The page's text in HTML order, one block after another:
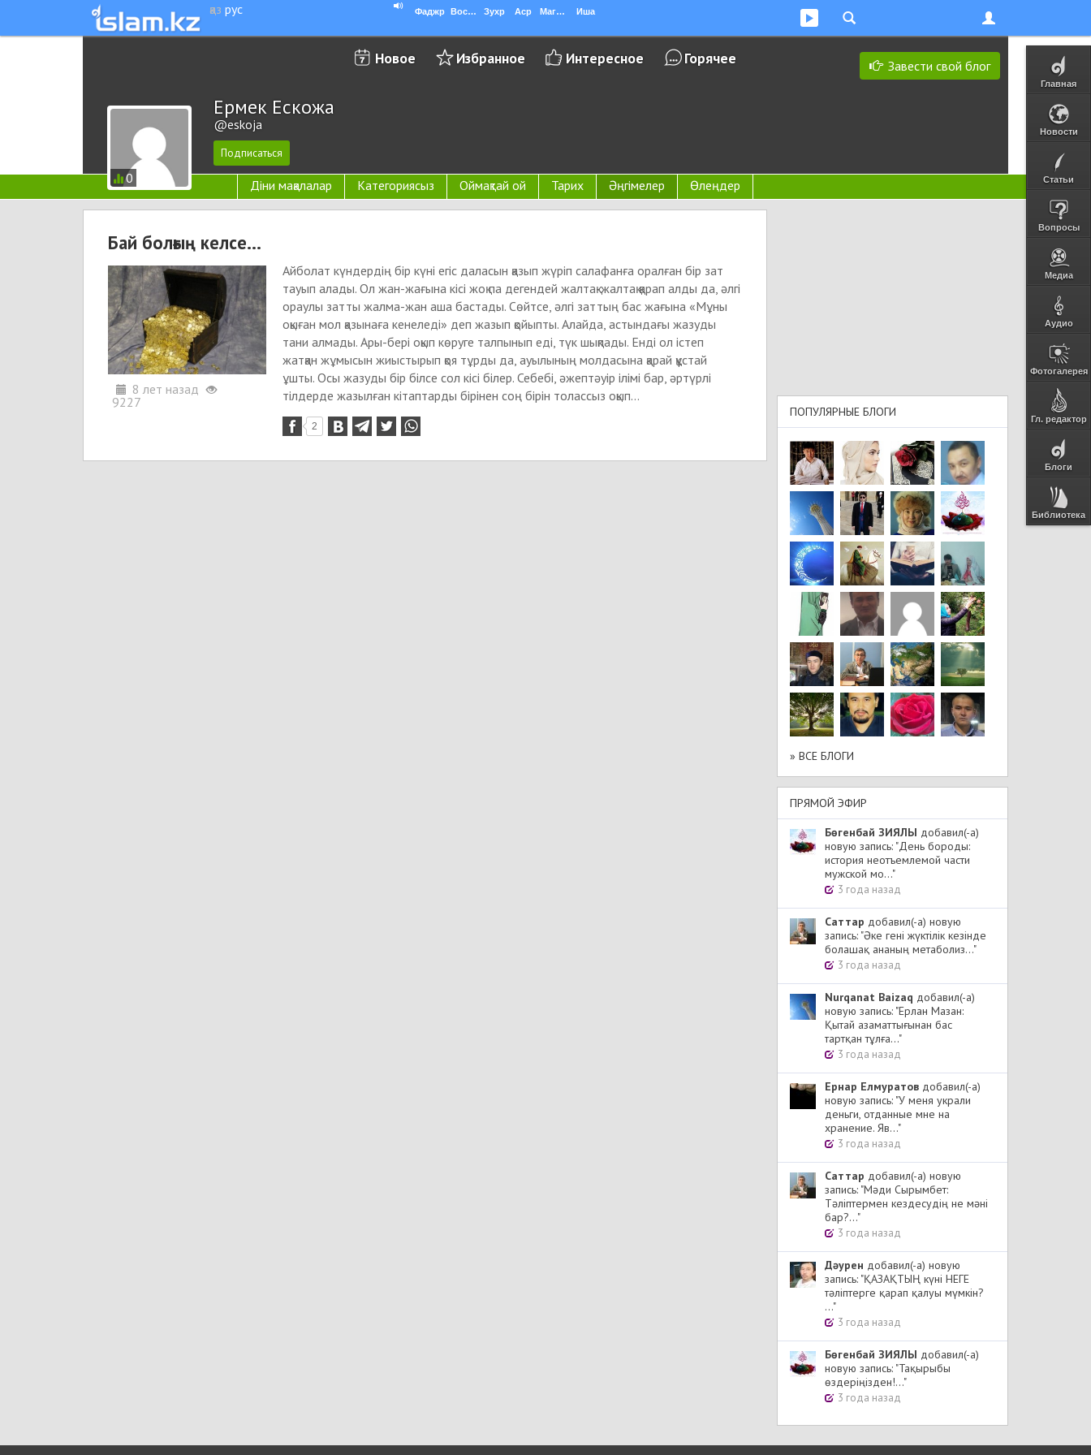
қаз рус Фаджр Восход Зухр Аср Магриб Иша
Главная
Новости
Статьи
Вопросы
Медиа
Аудио
Фотогалерея
Гл. редактор
Блоги
Библиотека
Завести свой блог
Новое Избранное Интересное Горячее
0
Ермек Ескожа
@eskoja
Діни мақалалар Категориясыз Оймақтай ой Тарих Әңгімелер Өлеңдер
Бай болғың келсе...
8 лет назад
9227
Айболат күндердің бір күні егіс даласын қазып жүріп салафанға оралған бір зат
тауып алады. Ол жан-жағына кісі жоқ па дегендей жалтақ-жалтақ қарап алды да, әлгі
ораулы затты жалма-жан аша бастады. Сөйтсе, әлгі заттың бас жағына «Мұны
оқыған мол қазынаға кенеледі» деп жазып қойыпты. Алайда, астындағы жазуды
тани алмады. Ары-бері оқып көруге талпынып еді, түк шықпады. Енді ол істеп
жатқан жұмысын жиыстырып қоя тұрды да, ауылының молдасына қарай құстай
ұшты. Осы жазуды бір білсе сол кісі білер. Себебі, әжептәуір ілімі бар, әртүрлі
тілдерде жазылған кітаптарды бірінен соң бірін толассыз оқып...
2
ПОПУЛЯРНЫЕ БЛОГИ
» ВСЕ БЛОГИ
ПРЯМОЙ ЭФИР
Бөгенбай ЗИЯЛЫ добавил(-а)
новую запись: "День бороды:
история неотъемлемой части
мужской мо..."
3 года назад
Cаттар добавил(-а) новую
запись: "Әке гені жүктілік кезінде
болашақ ананың метаболиз..."
3 года назад
Nurqanat Baizaq добавил(-а)
новую запись: "Ерлан Мазан:
Қытай азаматтығынан бас
тартқан тұлға..."
3 года назад
Ернар Елмуратов добавил(-а)
новую запись: "У меня украли
деньги, отданные мне на
хранение. Яв..."
3 года назад
Cаттар добавил(-а) новую
запись: "Мәди Сырымбет:
Тәліптермен кездесудің не мәні
бар?..."
3 года назад
Дәурен добавил(-а) новую
запись: "ҚАЗАҚТЫҢ күні НЕГЕ
тәліптерге қарап қалуы мүмкін?
..."
3 года назад
Бөгенбай ЗИЯЛЫ добавил(-а)
новую запись: "Тақырыбы
өздеріңізден!..."
3 года назад